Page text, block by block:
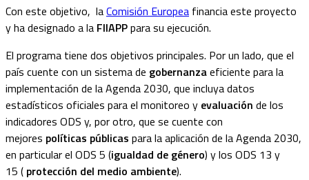
Con este objetivo, laComisión Europea financia este proyecto
y ha designado a la FIIAPPpara su ejecución.
El programa tiene dos objetivos principales. Por un lado, que el
país cuente con un sistema de gobernanzaeficiente para la
implementación de la Agenda 2030, que incluyadatos
estadísticos oficiales para el monitoreo y evaluación de los
indicadores ODS y, por otro, que se cuente con
mejores políticas públicas para la aplicación de la Agenda 2030,
en particular el ODS 5 (igualdad de género) y los ODS 13 y
15 ( protección del medio ambiente).